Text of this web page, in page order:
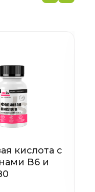
кислота с
В6 и